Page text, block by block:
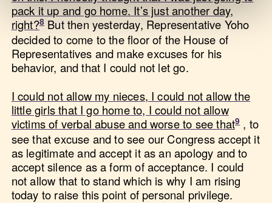
pack it up and go home. It’s just another day,
right? But then yesterday, Representative Yoho
decided to come to the floor of the House of
Representatives and make excuses for his
behavior, and that I could not let go.
I could not allow my nieces, I could not allow the
little girls that I go home to, I could not allow
victims of verbal abuse and worse to see that , to
see that excuse and to see our Congress accept it
as legitimate and accept it as an apology and to
accept silence as a form of acceptance. I could
not allow that to stand which is why I am rising
today to raise this point of personal privilege.